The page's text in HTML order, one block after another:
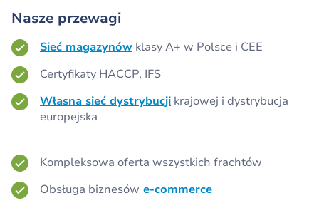
Nasze przewagi
Sieć magazynów klasy A+ w Polsce i CEE
Certyfikaty HACCP, IFS
Własna sieć dystrybucji krajowej i dystrybucja
europejska
Kompleksowa oferta wszystkich frachtów
Obsługa biznesów e-commerce